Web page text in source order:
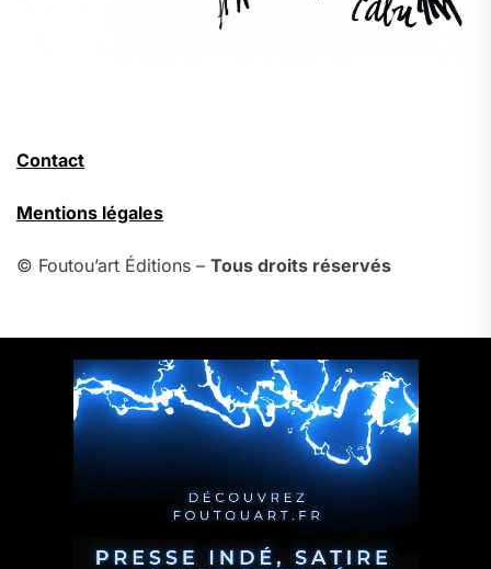
Contact
Mentions légales
© Foutou’art Éditions – Tous droits réservés